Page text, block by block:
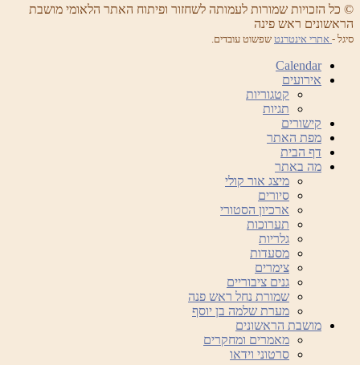
© כל הזכויות שמורות לעמותה לשחזור ופיתוח האתר הלאומי מושבת
הראשונים ראש פינה
סיגל - אתרי אינטרנט שפשוט עובדים.
Calendar
אירועים
קטגוריות
תגיות
קישורים
מפת האתר
דף הבית
מה באתר
מיצג אור קולי
סיורים
ארכיון הסטורי
תערוכות
גלריות
מסעדות
צימרים
גנים ציבוריים
שמורת נחל ראש פנה
מערת שלמה בן יוסף
מושבת הראשונים
מאמרים ומחקרים
סרטוני וידאו